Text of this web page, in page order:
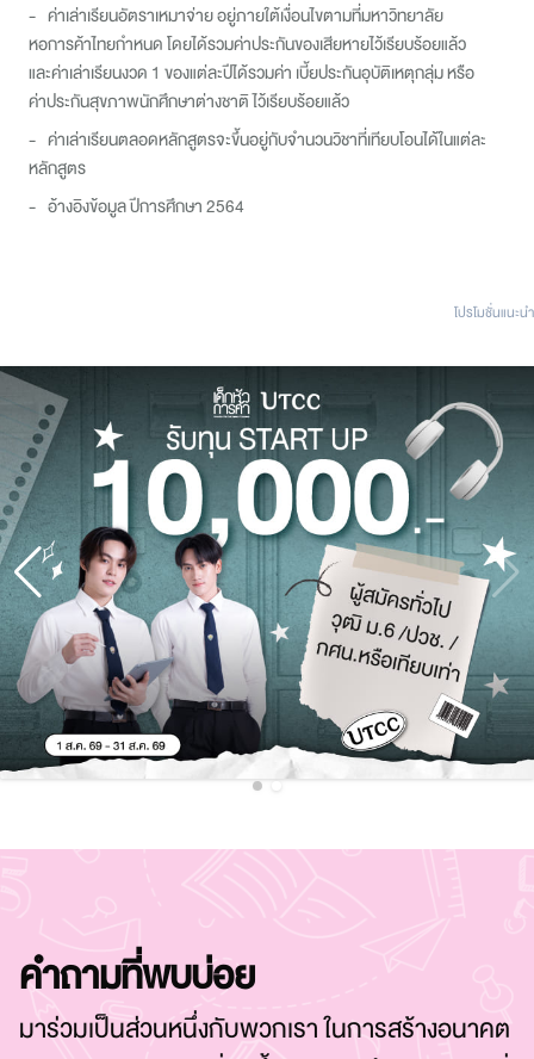
- ค่าเล่าเรียนอัตราเหมาจ่าย อยู่ภายใต้เงื่อนไขตามที่มหาวิทยาลัย
หอการค้าไทยกำหนด โดยได้รวมค่าประกันของเสียหายไว้เรียบร้อยแล้ว
และค่าเล่าเรียนงวด 1 ของแต่ละปีได้รวมค่า เบี้ยประกันอุบัติเหตุกลุ่ม หรือ
ค่าประกันสุขภาพนักศึกษาต่างชาติ ไว้เรียบร้อยแล้ว
- ค่าเล่าเรียนตลอดหลักสูตรจะขึ้นอยู่กับจำนวนวิชาที่เทียบโอนได้ในแต่ละ
หลักสูตร
- อ้างอิงข้อมูล ปีการศึกษา 2564
โปรโมชั่นแนะนํา
คำถามที่พบบ่อย
มาร่วมเป็นส่วนหนึ่งกับพวกเรา ในการสร้างอนาคต